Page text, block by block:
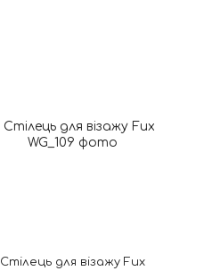
Стілець для візажу Fux